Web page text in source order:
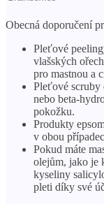
Obecná doporučení
Pleťové
vlašských
pro mastnou a
Pleťové scruby
nebo beta-
pokožku.
Produkty
v obou
Pokud máte
olejům, jako je
kyseliny
pleti díky své